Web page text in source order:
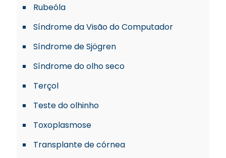
Rubeóla
Síndrome da Visão do Computador
Síndrome de Sjögren
Síndrome do olho seco
Terçol
Teste do olhinho
Toxoplasmose
Transplante de córnea